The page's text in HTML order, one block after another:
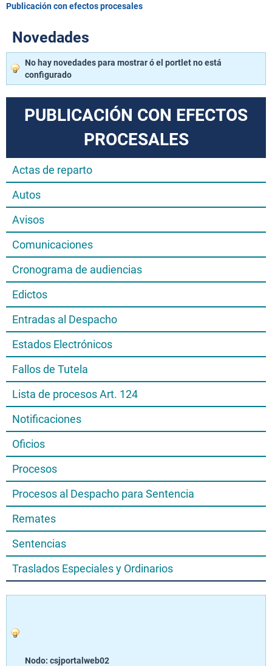
Publicación con efectos procesales
Novedades
No hay novedades para mostrar ó el portlet no está
configurado
PUBLICACIÓN CON EFECTOS
PROCESALES
Actas de reparto
Autos
Avisos
Comunicaciones
Cronograma de audiencias
Edictos
Entradas al Despacho
Estados Electrónicos
Fallos de Tutela
Lista de procesos Art. 124
Notificaciones
Oficios
Procesos
Procesos al Despacho para Sentencia
Remates
Sentencias
Traslados Especiales y Ordinarios
Nodo: csjportalweb02